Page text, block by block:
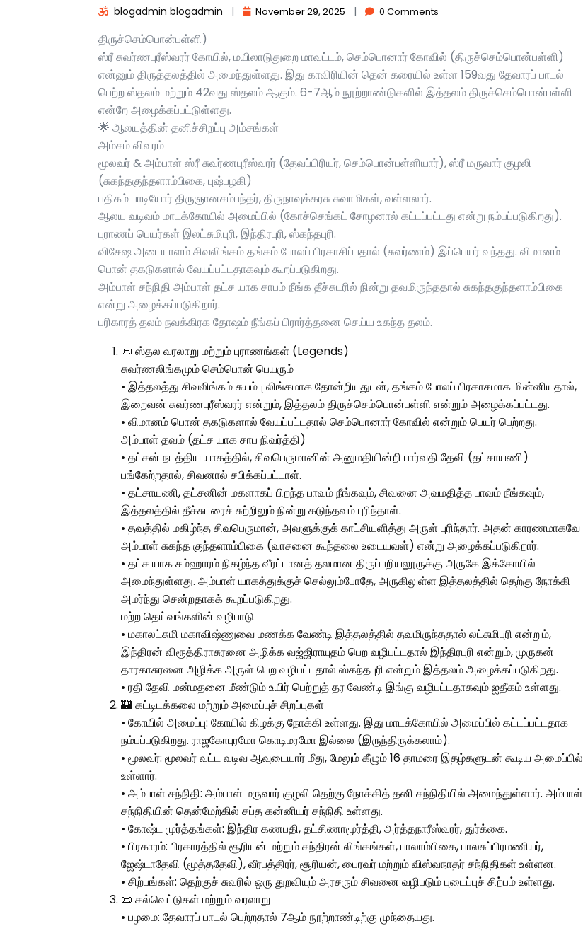
blogadmin blogadmin | November 29, 2025 | 0 Comments
திருச்செம்பொன்பள்ளி)
ஸ்ரீ சுவர்ணபுரீஸ்வரர் கோயில், மயிலாடுதுறை மாவட்டம், செம்பொனார் கோவில் (திருச்செம்பொன்பள்ளி)
என்னும் திருத்தலத்தில் அமைந்துள்ளது. இது காவிரியின் தென் கரையில் உள்ள 159வது தேவாரப் பாடல்
பெற்ற ஸ்தலம் மற்றும் 42வது ஸ்தலம் ஆகும். 6-7ஆம் நூற்றாண்டுகளில் இத்தலம் திருச்செம்பொன்பள்ளி
என்றே அழைக்கப்பட்டுள்ளது.
🌟 ஆலயத்தின் தனிச்சிறப்பு அம்சங்கள்
அம்சம் விவரம்
மூலவர் & அம்பாள் ஸ்ரீ சுவர்ணபுரீஸ்வரர் (தேவப்பிரியர், செம்பொன்பள்ளியார்), ஸ்ரீ மருவார் குழலி
(சுகந்தகுந்தளாம்பிகை, புஷ்பழகி)
பதிகம் பாடியோர் திருஞானசம்பந்தர், திருநாவுக்கரசு சுவாமிகள், வள்ளலார்.
ஆலய வடிவம் மாடக்கோயில் அமைப்பில் (கோச்செங்கட் சோழனால் கட்டப்பட்டது என்று நம்பப்படுகிறது).
புராணப் பெயர்கள் இலட்சுமிபுரி, இந்திரபுரி, ஸ்கந்தபுரி.
விசேஷ அடையாளம் சிவலிங்கம் தங்கம் போலப் பிரகாசிப்பதால் (சுவர்ணம்) இப்பெயர் வந்தது. விமானம்
பொன் தகடுகளால் வேயப்பட்டதாகவும் கூறப்படுகிறது.
அம்பாள் சந்நிதி அம்பாள் தட்ச யாக சாபம் நீங்க தீச்சுடரில் நின்று தவமிருந்ததால் சுகந்தகுந்தளாம்பிகை
என்று அழைக்கப்படுகிறார்.
பரிகாரத் தலம் நவக்கிரக தோஷம் நீங்கப் பிரார்த்தனை செய்ய உகந்த தலம்.
📜 ஸ்தல வரலாறு மற்றும் புராணங்கள் (Legends)
சுவர்ணலிங்கமும் செம்பொன் பெயரும்
• இத்தலத்து சிவலிங்கம் சுயம்பு லிங்கமாக தோன்றியதுடன், தங்கம் போலப் பிரகாசமாக மின்னியதால்,
இறைவன் சுவர்ணபுரீஸ்வரர் என்றும், இத்தலம் திருச்செம்பொன்பள்ளி என்றும் அழைக்கப்பட்டது.
• விமானம் பொன் தகடுகளால் வேயப்பட்டதால் செம்பொனார் கோவில் என்றும் பெயர் பெற்றது.
அம்பாள் தவம் (தட்ச யாக சாப நிவர்த்தி)
• தட்சன் நடத்திய யாகத்தில், சிவபெருமானின் அனுமதியின்றி பார்வதி தேவி (தட்சாயணி)
பங்கேற்றதால், சிவனால் சபிக்கப்பட்டாள்.
• தட்சாயணி, தட்சனின் மகளாகப் பிறந்த பாவம் நீங்கவும், சிவனை அவமதித்த பாவம் நீங்கவும்,
இத்தலத்தில் தீச்சுடரைச் சுற்றிலும் நின்று கடுந்தவம் புரிந்தாள்.
• தவத்தில் மகிழ்ந்த சிவபெருமான், அவளுக்குக் காட்சியளித்து அருள் புரிந்தார். அதன் காரணமாகவே
அம்பாள் சுகந்த குந்தளாம்பிகை (வாசனை கூந்தலை உடையவள்) என்று அழைக்கப்படுகிறார்.
• தட்ச யாக சம்ஹாரம் நிகழ்ந்த வீரட்டானத் தலமான திருப்பறியலூருக்கு அருகே இக்கோயில்
அமைந்துள்ளது. அம்பாள் யாகத்துக்குச் செல்லும்போதே, அருகிலுள்ள இத்தலத்தில் தெற்கு நோக்கி
அமர்ந்து சென்றதாகக் கூறப்படுகிறது.
மற்ற தெய்வங்களின் வழிபாடு
• மகாலட்சுமி மகாவிஷ்ணுவை மணக்க வேண்டி இத்தலத்தில் தவமிருந்ததால் லட்சுமிபுரி என்றும்,
இந்திரன் விரூத்திராசுரனை அழிக்க வஜ்ஜிராயுதம் பெற வழிபட்டதால் இந்திரபுரி என்றும், முருகன்
தாரகாசுரனை அழிக்க அருள் பெற வழிபட்டதால் ஸ்கந்தபுரி என்றும் இத்தலம் அழைக்கப்படுகிறது.
• ரதி தேவி மன்மதனை மீண்டும் உயிர் பெற்றுத் தர வேண்டி இங்கு வழிபட்டதாகவும் ஐதீகம் உள்ளது.
🏰 கட்டிடக்கலை மற்றும் அமைப்புச் சிறப்புகள்
• கோயில் அமைப்பு: கோயில் கிழக்கு நோக்கி உள்ளது. இது மாடக்கோயில் அமைப்பில் கட்டப்பட்டதாக
நம்பப்படுகிறது. ராஜகோபுரமோ கொடிமரமோ இல்லை (இருந்திருக்கலாம்).
• மூலவர்: மூலவர் வட்ட வடிவ ஆவுடையார் மீது, மேலும் கீழும் 16 தாமரை இதழ்களுடன் கூடிய அமைப்பில்
உள்ளார்.
• அம்பாள் சந்நிதி: அம்பாள் மருவார் குழலி தெற்கு நோக்கித் தனி சந்நிதியில் அமைந்துள்ளார். அம்பாள்
சந்நிதியின் தென்மேற்கில் சப்த கன்னியர் சந்நிதி உள்ளது.
• கோஷ்ட மூர்த்தங்கள்: இந்திர கணபதி, தட்சிணாமூர்த்தி, அர்த்தநாரீஸ்வரர், துர்க்கை.
• பிரகாரம்: பிரகாரத்தில் சூரியன் மற்றும் சந்திரன் லிங்கங்கள், பாலாம்பிகை, பாலசுப்பிரமணியர்,
ஜேஷ்டாதேவி (மூத்ததேவி), வீரபத்திரர், சூரியன், பைரவர் மற்றும் விஸ்வநாதர் சந்நிதிகள் உள்ளன.
• சிற்பங்கள்: தெற்குச் சுவரில் ஒரு துறவியும் அரசரும் சிவனை வழிபடும் புடைப்புச் சிற்பம் உள்ளது.
📜 கல்வெட்டுகள் மற்றும் வரலாறு
• பழமை: தேவாரப் பாடல் பெற்றதால் 7ஆம் நூற்றாண்டிற்கு முந்தையது.